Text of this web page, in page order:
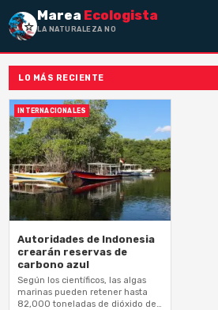
Marea Ecologista
LA NATURALEZA NO HA
LO MÁS RECIENTE
INTERNACIONALES
Autoridades de Indonesia
crearán reservas de
carbono azul
Según los científicos, las algas
marinas pueden retener hasta
82,000 toneladas de dióxido de